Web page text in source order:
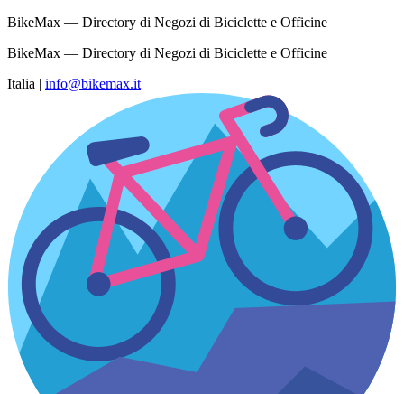
BikeMax — Directory di Negozi di Biciclette e Officine
BikeMax — Directory di Negozi di Biciclette e Officine
Italia | info@bikemax.it